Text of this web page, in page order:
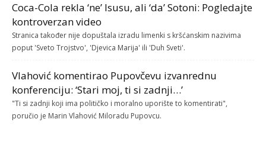
Coca-Cola rekla ‘ne’ Isusu, ali ‘da’ Sotoni: Pogledajte
kontroverzan video
Stranica također nije dopuštala izradu limenki s kršćanskim nazivima
poput 'Sveto Trojstvo', 'Djevica Marija' ili 'Duh Sveti'.
Vlahović komentirao Pupovčevu izvanrednu
konferenciju: ‘Stari moj, ti si zadnji…’
"Ti si zadnji koji ima političko i moralno uporište to komentirati",
poručio je Marin Vlahović Miloradu Pupovcu.